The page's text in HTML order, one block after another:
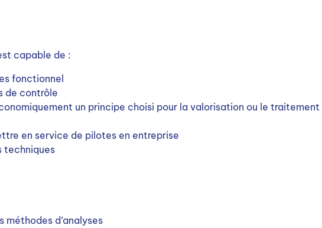
capable de :
fonctionnel
de contrôle
un principe choisi pour la valorisation ou le traitement
en service de pilotes en entreprise
techniques
méthodes d’analyses